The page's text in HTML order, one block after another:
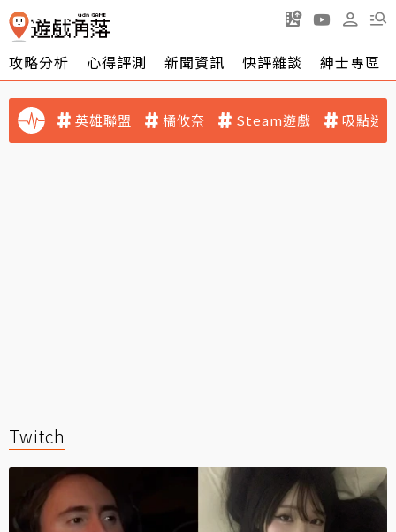
攻略分析 心得評測 新聞資訊 快評雜談 紳士專區
英雄聯盟 橘攸奈 Steam遊戲 吸點迷
Twitch